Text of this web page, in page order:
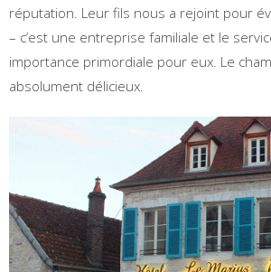
réputation. Leur fils nous a rejoint pour
– c’est une entreprise familiale et le
importance primordiale pour eux. Le
absolument délicieux.